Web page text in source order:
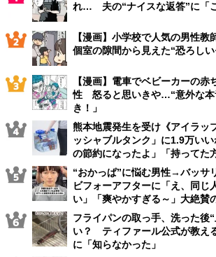
れ… 夫の“ナイスな返答”に「
【漫画】小学校で人気の男性
個室の隙間から見えた“恐ろしい
【漫画】電車でベビーカーの赤
性 怒ると思いきや…“意外な本
き！」
熊本地震発生を受け《アイラッ
ッシャブルタンク」に1.9万い
の節約になったよ」「持ってた
“おかっぱ”に悩む男性→バッサ
ビフォーアフターに「え、同じ
い」「爽やかすぎる～」大絶賛
フライパンの取っ手、洗った後
い？ ティファール公式が教え
に「知らなかった」